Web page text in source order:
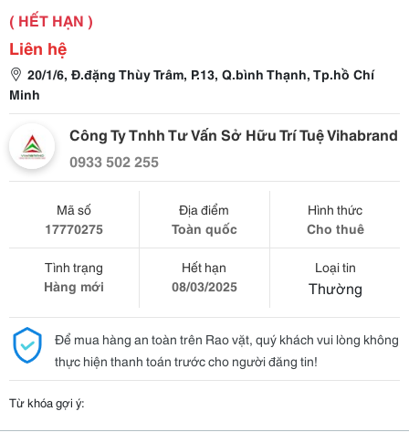
( HẾT HẠN )
Liên hệ
20/1/6, Đ.đặng Thùy Trâm, P.13, Q.bình Thạnh, Tp.hồ Chí
Minh
Công Ty Tnhh Tư Vấn Sở Hữu Trí Tuệ Vihabrand
0933 502 255
Mã số
17770275
Địa điểm
Toàn quốc
Hình thức
Cho thuê
Tình trạng
Hàng mới
Hết hạn
08/03/2025
Loại tin
Thường
Để mua hàng an toàn trên Rao vặt, quý khách vui lòng không
thực hiện thanh toán trước cho người đăng tin!
Từ khóa gợi ý: